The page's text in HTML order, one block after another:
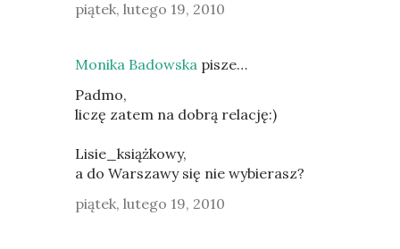
piątek, lutego 19, 2010
Monika Badowska pisze…
Padmo,
liczę zatem na dobrą relację:)
Lisie_książkowy,
a do Warszawy się nie wybierasz?
piątek, lutego 19, 2010